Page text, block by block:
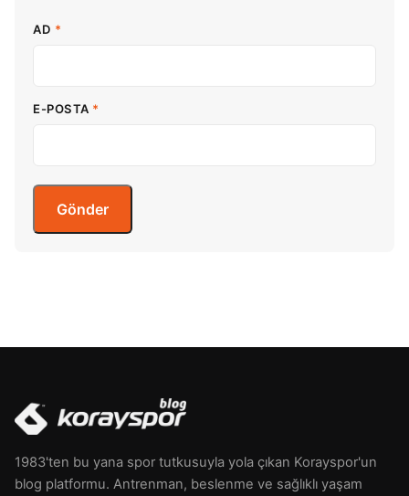
AD *
E-POSTA *
1983'ten bu yana spor tutkusuyla yola çıkan Korayspor'un
blog platformu. Antrenman, beslenme ve sağlıklı yaşam